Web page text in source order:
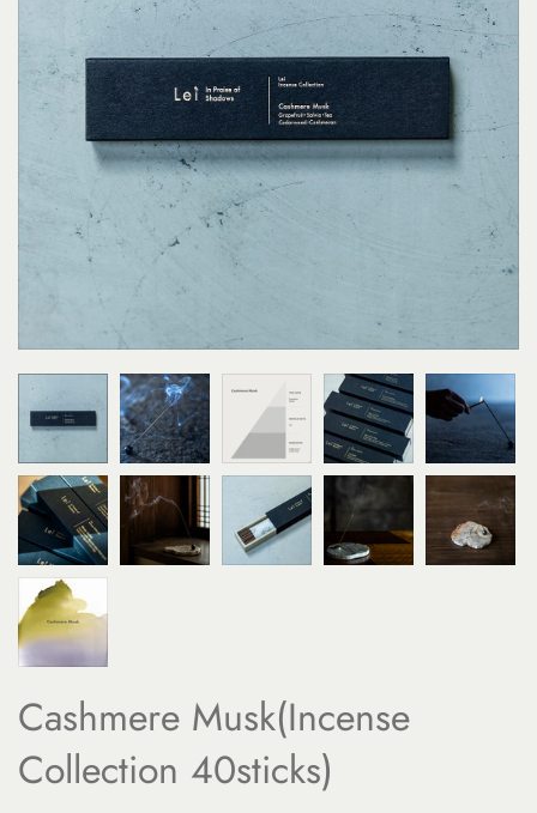
Cashmere Musk(Incense
Collection 40sticks)